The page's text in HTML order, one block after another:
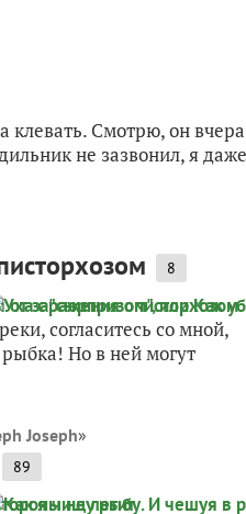
клевать. Смотрю, он вчера
не зазвонил, я
8
согласитесь со мной,
Но в ней могут
Joseph»
89